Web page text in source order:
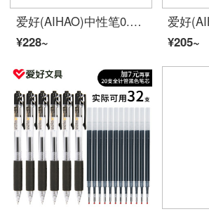
爱好(AIHAO)中性笔0.5mm子弹头水笔黑色学生考试用速干碳素签字笔8661
¥228~
¥205~